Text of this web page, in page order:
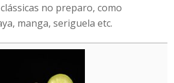
no preparo, como
manga, seriguela etc.